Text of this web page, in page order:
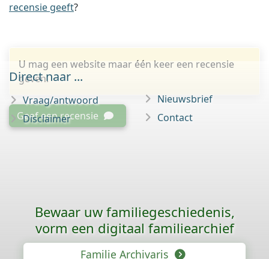
recensie geeft?
U mag een website maar één keer een recensie
geven.
Geef een recensie
Direct naar ...
Vraag/antwoord
Disclaimer
Nieuwsbrief
Contact
Bewaar uw familie­geschiedenis,
vorm een digitaal familiearchief
Familie Archivaris